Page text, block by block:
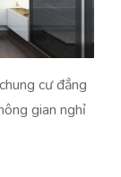
cư đẳng
gian nghỉ